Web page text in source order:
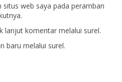
web saya pada peramban
lanjut komentar melalui surel.
baru melalui surel.